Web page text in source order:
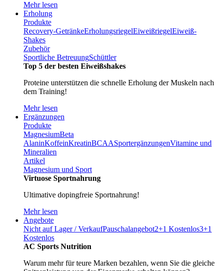
Mehr lesen
Erholung
Produkte
Recovery-GetränkeErholungsriegelEiweißriegelEiweiß-
Shakes
Zubehör
Sportliche BetreuungSchüttler
Top 5 der besten Eiweißshakes
Proteine unterstützen die schnelle Erholung der Muskeln nach
dem Training!
Mehr lesen
Ergänzungen
Produkte
MagnesiumBeta
AlaninKoffeinKreatinBCAASportergänzungenVitamine und
Mineralien
Artikel
Magnesium und Sport
Virtuose Sportnahrung
Ultimative dopingfreie Sportnahrung!
Mehr lesen
Angebote
Nicht auf Lager / VerkaufPauschalangebot2+1 Kostenlos3+1
Kostenlos
AC Sports Nutrition
Warum mehr für teure Marken bezahlen, wenn Sie die gleiche